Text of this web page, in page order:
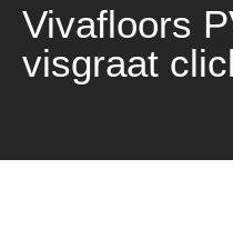
Vivafloors
visgraat